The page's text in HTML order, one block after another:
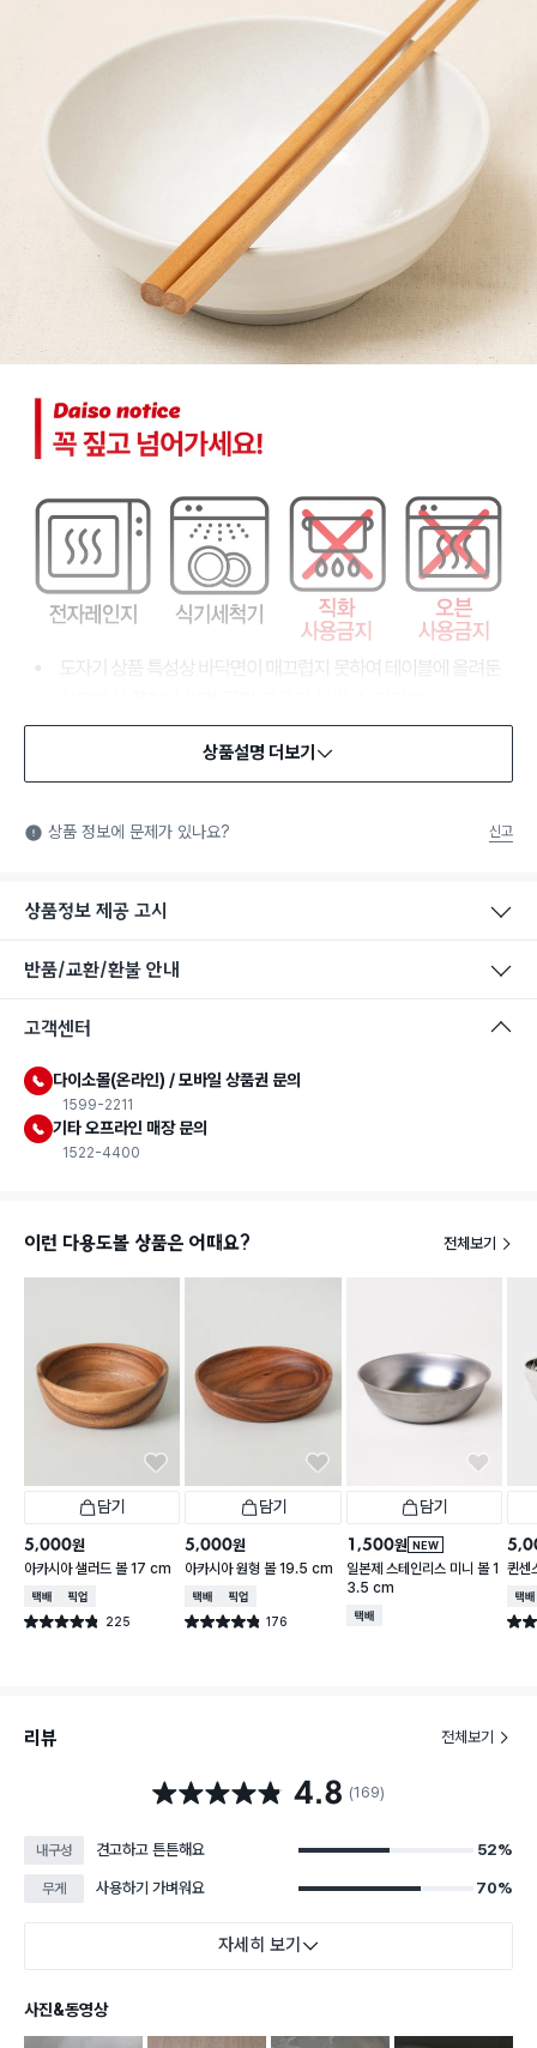
식품용 기구: 식품위생법에서 정한 규격에 따라 제조되어 식품 또
는 식품첨가물에 사용할 수 있는 식품용기구라는 표시입니다.
상품설명 더보기
상품 정보에 문제가 있나요? 신고
상품정보 제공 고시
반품/교환/환불 안내
고객센터
다이소몰(온라인) / 모바일 상품권 문의
1599-2211
기타 오프라인 매장 문의
1522-4400
이런 다용도볼 상품은 어때요? 전체보기
담기
5,000원
아카시아 샐러드 볼 17 cm
택배배송매장픽업
별점 4.8점 225
건 작성
담기
5,000원
아카시아 원형 볼 19.5 cm
택배배송매장픽업
별점 4.8점 176
건 작성
담기
NEW
1,500원
일본제 스테인리스 미니 볼 1
3.5 cm
택배배송
퀸센
택배
별점
리뷰 전체보기
별점 4.8점 4.8 (169)
내구성 견고하고 튼튼해요 52%
무게 사용하기 가벼워요 70%
자세히 보기
사진&동영상